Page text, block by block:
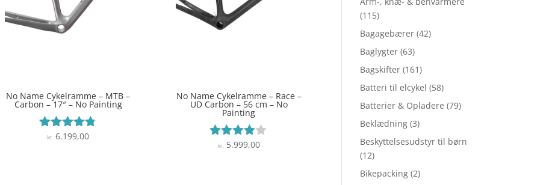
No Name Cykelramme – MTB –
Carbon – 17″ – No Painting
Vurderet
kr. 6.199,00
No Name Cykelramme – Race –
UD Carbon – 56 cm – No
Painting
Vurderet
kr.5.999,00
(115)
Bagagebærer (42)
Baglygter (63)
Bagskifter (161)
Batteri til elcykel (58)
Batterier & Opladere (79)
Beklædning (3)
Beskyttelsesudstyr til børn
(12)
Bikepacking (2)